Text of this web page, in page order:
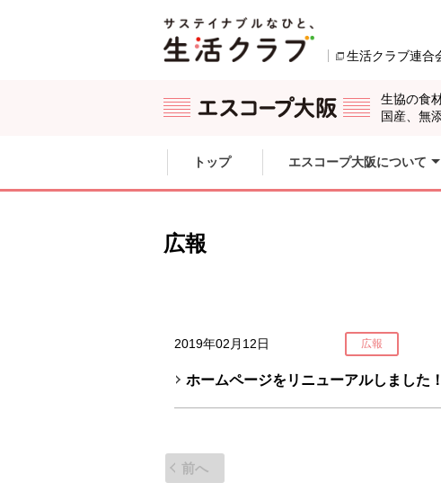
生活クラブ連合
生協の食
国産、無
ここからサイト内共通メニューです。
サイト内共通メニューをスキップする
トップ エスコープ大阪について
広報
2019年02月12日 広報
ホームページをリニューアルしました！
前へ